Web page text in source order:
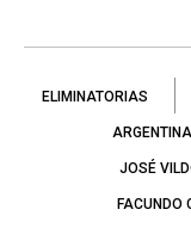
ELIMINATORIAS
ARGENTINA
JOSÉ
FACUNDO